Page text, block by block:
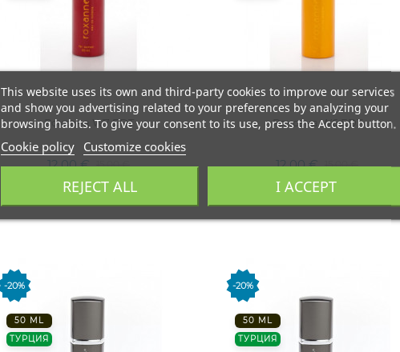
Роксана W7 EDT
12,00 € 15,00 €
Роксана W6 EDT
12,00 € 15,00 €
-20%
50 ML
ТУРЦИЯ
-20%
50 ML
ТУРЦИЯ
This website uses its own and third-party cookies to improve our services
and show you advertising related to your preferences by analyzing your
browsing habits. To give your consent to its use, press the Accept button.
Cookie policy Customize cookies
REJECT ALL I ACCEPT